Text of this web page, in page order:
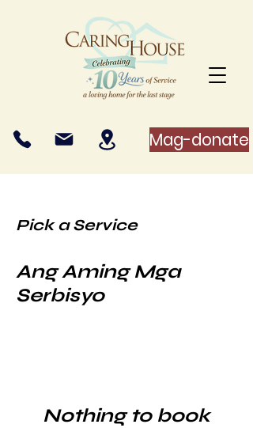
Mag-donate
Pick a Service
Ang Aming Mga
Serbisyo
Nothing to book